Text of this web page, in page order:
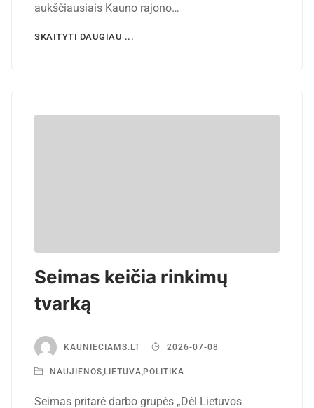
aukščiausiais Kauno rajono…
SKAITYTI DAUGIAU ...
Seimas keičia rinkimų
tvarką
KAUNIECIAMS.LT 2026-07-08
NAUJIENOS LIETUVA POLITIKA
Seimas pritarė darbo grupės „Dėl Lietuvos